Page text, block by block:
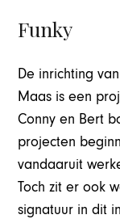
Funky
De inrichting
Maas is een
Conny en Bert
projecten
vandaaruit
Toch zit er ook
signatuur in dit